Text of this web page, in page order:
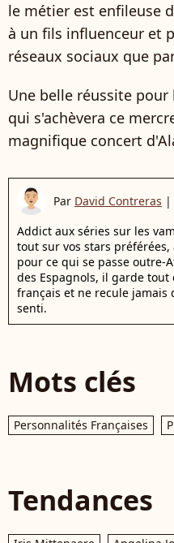
le métier est enfileuse
à un fils influenceur et
réseaux sociaux que
Une belle réussite
qui s'achèvera ce
magnifique concert
Par David Contreras |
Addict aux séries sur les
tout sur vos stars
pour ce qui se passe outre-
des Espagnols, il garde
français et ne recule jamais
senti.
Mots clés
Personnalités Françaises
Tendances